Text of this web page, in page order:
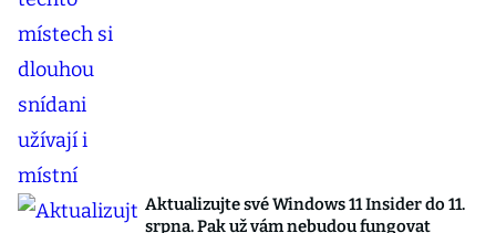
Aktualizujte své Windows 11 Insider do 11.
srpna. Pak už vám nebudou fungovat